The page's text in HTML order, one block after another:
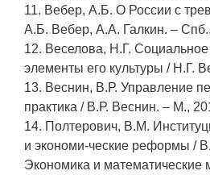
11. Вебер, А.Б. О России с
А.Б. Вебер, А.А. Галкин. –
12. Веселова, Н.Г.
элементы его культуры / Н.Г.
13. Веснин, В.Р. Управление
практика / В.Р. Веснин. – М.,
14. Полтерович, В.М.
и экономи-ческие реформы /
Экономика и математические